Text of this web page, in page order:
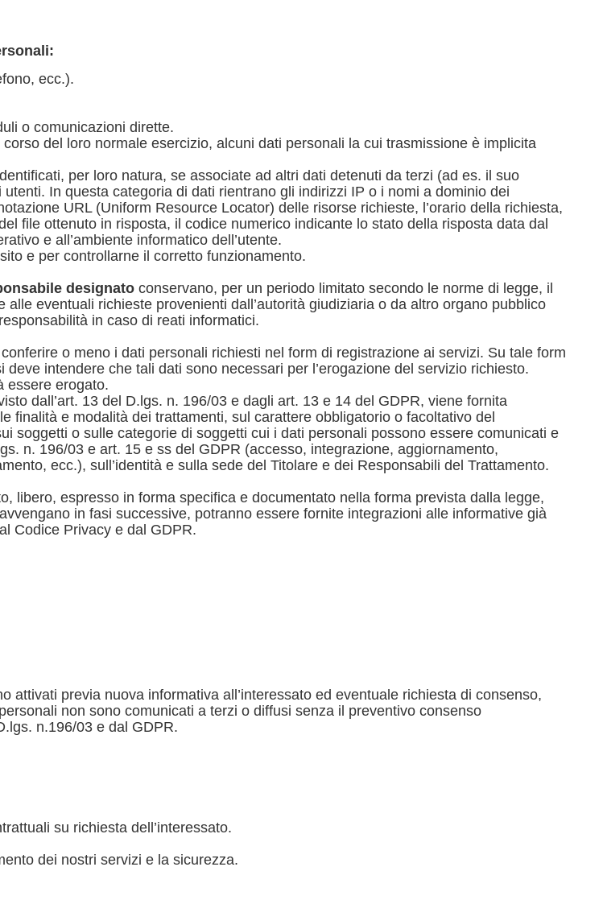
ecc.).
o comunicazioni dirette.
del loro normale esercizio, alcuni dati personali la cui trasmissione è implicita
per loro natura, se associate ad altri dati detenuti da terzi (ad es. il suo
In questa categoria di dati rientrano gli indirizzi IP o i nomi a dominio dei
URL (Uniform Resource Locator) delle risorse richieste, l’orario della richiesta,
file ottenuto in risposta, il codice numerico indicante lo stato della risposta data dal
e all’ambiente informatico dell’utente.
e per controllarne il corretto funzionamento.
designato conservano, per un periodo limitato secondo le norme di legge, il
eventuali richieste provenienti dall’autorità giudiziaria o da altro organo pubblico
in caso di reati informatici.
o meno i dati personali richiesti nel form di registrazione ai servizi. Su tale form
intendere che tali dati sono necessari per l’erogazione del servizio richiesto.
essere erogato.
dall’art. 13 del D.lgs. n. 196/03 e dagli art. 13 e 14 del GDPR, viene fornita
finalità e modalità dei trattamenti, sul carattere obbligatorio o facoltativo del
soggetti o sulle categorie di soggetti cui i dati personali possono essere comunicati e
n. 196/03 e art. 15 e ss del GDPR (accesso, integrazione, aggiornamento,
ecc.), sull’identità e sulla sede del Titolare e dei Responsabili del Trattamento.
libero, espresso in forma specifica e documentato nella forma prevista dalla legge,
in fasi successive, potranno essere fornite integrazioni alle informative già
Codice Privacy e dal GDPR.
previa nuova informativa all’interessato ed eventuale richiesta di consenso,
non sono comunicati a terzi o diffusi senza il preventivo consenso
n.196/03 e dal GDPR.
su richiesta dell’interessato.
dei nostri servizi e la sicurezza.